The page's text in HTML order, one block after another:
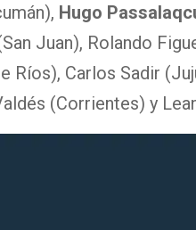
Hugo
Juan), Rolando
Ríos), Carlos Sadir
(Corrientes) y